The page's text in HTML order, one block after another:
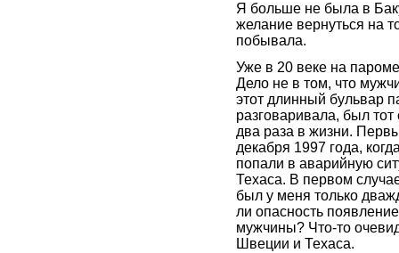
Я больше не была в
желание вернуться на
побывала.
Уже в 20 веке на
Дело не в том, что
этот длинный бульвар
разговаривала, был
два раза в жизни.
декабря 1997 года,
попали в аварийную
Техаса. В первом
был у меня только
ли опасность
мужчины? Что-то
Швеции и Техаса.